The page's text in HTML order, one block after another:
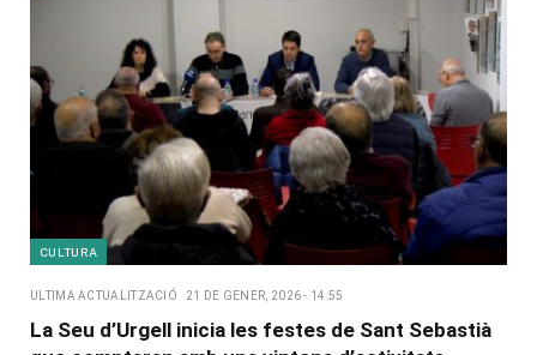
CULTURA
ULTIMA ACTUALITZACIÓ 21 DE GENER, 2026 - 14:55
La Seu d’Urgell inicia les festes de Sant Sebastià